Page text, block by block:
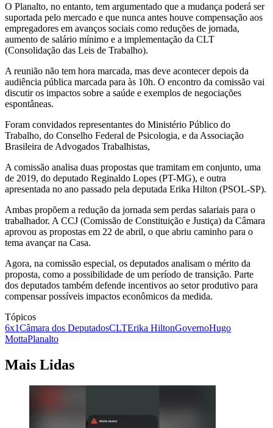
O Planalto, no entanto, tem argumentado que a mudança poderá ser
suportada pelo mercado e que nunca antes houve compensação aos
empregadores em avanços sociais como reduções de jornada,
aumento de salário mínimo e a implementação da CLT
(Consolidação das Leis de Trabalho).
A reunião não tem hora marcada, mas deve acontecer depois da
audiência pública marcada para às 10h. O encontro da comissão vai
discutir os impactos sobre a saúde e exemplos de negociações
espontâneas.
Foram convidados representantes do Ministério Público do
Trabalho, do Conselho Federal de Psicologia, e da Associação
Brasileira de Advogados Trabalhistas,
A comissão analisa duas propostas que tramitam em conjunto, uma
de 2019, do deputado Reginaldo Lopes (PT-MG), e outra
apresentada no ano passado pela deputada Erika Hilton (PSOL-SP).
Ambas propõem a redução da jornada sem perdas salariais para o
trabalhador. A CCJ (Comissão de Constituição e Justiça) da Câmara
aprovou as propostas em 22 de abril, o que abriu caminho para o
tema avançar na Casa.
Agora, na comissão especial, os deputados analisam o mérito da
proposta, como a possibilidade de um período de transição. Parte
dos deputados também defende incentivos ao setor produtivo para
compensar possíveis impactos econômicos da medida.
Tópicos
6x1Câmara dos DeputadosCLTErika HiltonGovernoHugo
MottaPlanalto
Mais Lidas